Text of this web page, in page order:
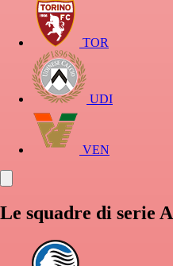
TOR
UDI
VEN
Le squadre di serie A